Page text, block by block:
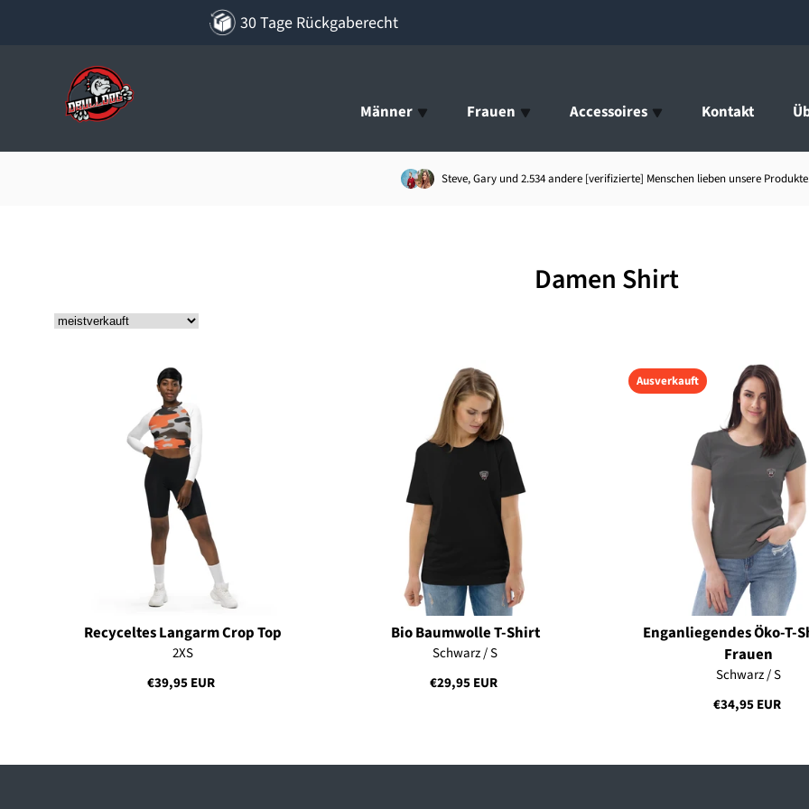
30 Tage Rückgaberecht
Männer Frauen Accessoires Kontakt
Steve, Gary und 2.534 andere [verifizierte] Menschen lieben unsere
Damen Shirt
Recyceltes Langarm Crop Top
2XS
€39,95 EUR
Bio Baumwolle T-Shirt
Schwarz / S
€29,95 EUR
Ausverkauft
Enganliegendes Öko-T-
Frauen
Schwarz / S
€34,95 EUR